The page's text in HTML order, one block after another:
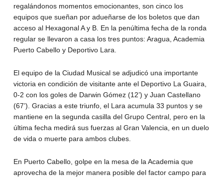
regalándonos momentos emocionantes, son cinco los
equipos que sueñan por adueñarse de los boletos que dan
acceso al Hexagonal A y B. En la penúltima fecha de la ronda
regular se llevaron a casa los tres puntos: Aragua, Academia
Puerto Cabello y Deportivo Lara.
El equipo de la Ciudad Musical se adjudicó una importante
victoria en condición de visitante ante el Deportivo La Guaira,
0-2 con los goles de Darwin Gómez (12’) y Juan Castellano
(67’). Gracias a este triunfo, el Lara acumula 33 puntos y se
mantiene en la segunda casilla del Grupo Central, pero en la
última fecha medirá sus fuerzas al Gran Valencia, en un duelo
de vida o muerte para ambos clubes.
En Puerto Cabello, golpe en la mesa de la Academia que
aprovecha de la mejor manera posible del factor campo para